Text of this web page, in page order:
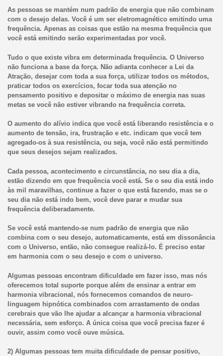
As pessoas se mantém num padrão de energia que não combinam
com o desejo delas. Você é um ser eletromagnético emitindo uma
frequência. Apenas as coisas que estão na mesma frequência que
você está emitindo serão experimentadas por você.
Tudo o que existe vibra em determinada frequência. O Universo
não funciona a base da força. Não adianta conhecer a Lei da
Atração, desejar com toda a sua força, utilizar todos os métodos,
praticar todos os exercícios, focar toda sua atenção no
pensamento positivo e depositar o máximo de energia nas suas
metas se você não estiver vibrando na frequência correta.
O aumento do alívio indica que você está liberando resistência e o
aumento de tensão, ira, frustração e etc. indicam que você tem
agregado-os à sua resistência, ou seja, você não está permitindo
que seus desejos sejam realizados.
Cada pessoa, acontecimento e circunstância, no seu dia a dia,
estão dizendo em que frequência você está. Se o seu dia está indo
às mil maravilhas, continue a fazer o que está fazendo, mas se o
seu dia não está indo bem, você deve parar e mudar sua
frequência deliberadamente.
Se você está mantendo-se num padrão de energia que não
combina com o seu desejo, automaticamente, está em dissonância
com o Universo, então, não consegue realizá-lo. É preciso estar
em harmonia com o seu desejo e com o universo.
Algumas pessoas encontram dificuldade em fazer isso, mas nós
oferecemos total suporte porque além de ensinar a entrar em
harmonia vibracional, nós fornecemos comandos de neuro-
linguagem hipnótica combinados com arrastamento de ondas
cerebrais que vão lhe ajudar a alcançar a harmonia vibracional
necessária, sem esforço. A única coisa que você precisa fazer é
ouvir, assim como você ouve música.
2) Algumas pessoas tem muita dificuldade de pensar positivo,